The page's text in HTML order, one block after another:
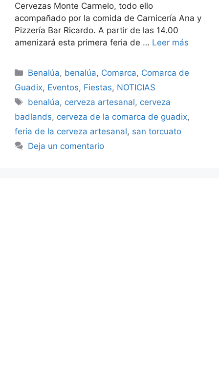
Cervezas Monte Carmelo, todo ello
acompañado por la comida de Carnicería Ana y
Pizzería Bar Ricardo. A partir de las 14.00
amenizará esta primera feria de … Leer más
Categorías
Benalúa, benalúa, Comarca, Comarca de
Guadix, Eventos, Fiestas, NOTICIAS
Etiquetas
benalúa, cerveza artesanal, cerveza
badlands, cerveza de la comarca de guadix,
feria de la cerveza artesanal, san torcuato
Deja un comentario